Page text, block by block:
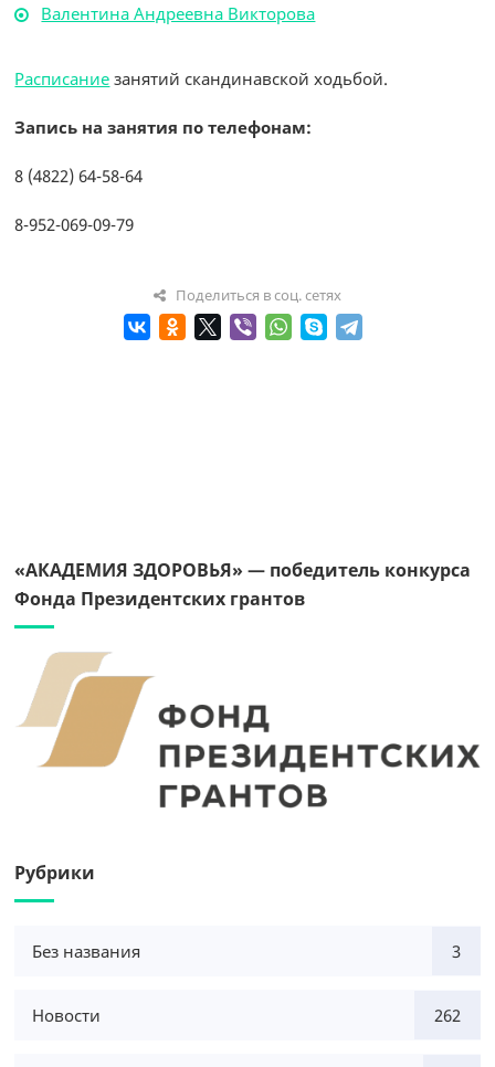
Валентина Андреевна Викторова
Расписание занятий скандинавской ходьбой.
Запись на занятия по телефонам:
8 (4822) 64-58-64
8-952-069-09-79
Поделиться в соц. сетях
«АКАДЕМИЯ ЗДОРОВЬЯ» — победитель конкурса
Фонда Президентских грантов
Рубрики
Без названия 3
Новости 262